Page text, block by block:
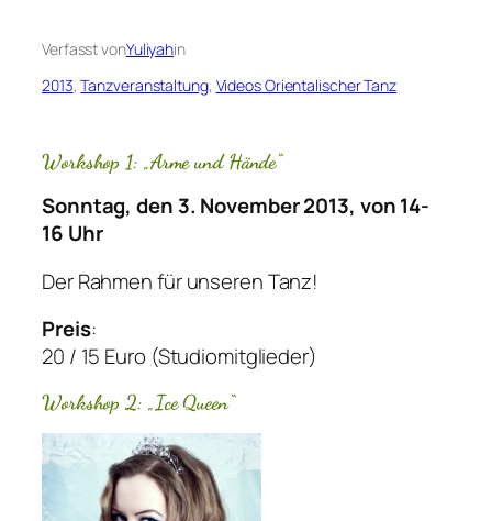
Verfasst vonYuliyahin
2013, Tanzveranstaltung, Videos Orientalischer Tanz
Workshop 1: „Arme und Hände“
Sonntag, den 3. November 2013, von 14-
16 Uhr
Der Rahmen für unseren Tanz!
Preis:
20 / 15 Euro (Studiomitglieder)
Workshop 2: „Ice Queen“